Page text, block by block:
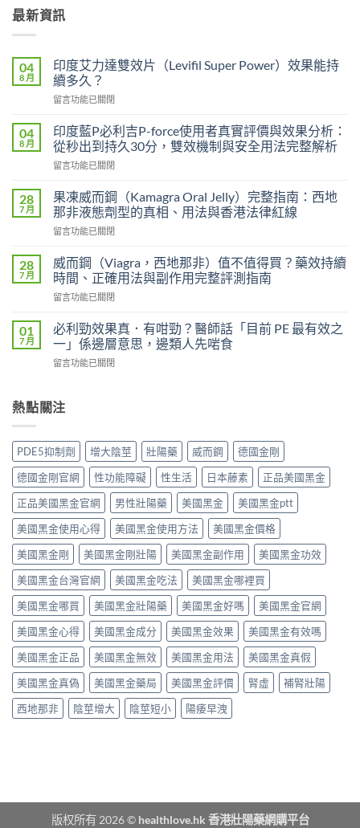
最新資訊
04
8 月
印度艾力達雙效片（Levifil Super Power）效果能持
續多久？
在
度
艾
力
達
效
片
（Levifil
Super
效
果
持
多
久？〉
中
留言功能已關閉
04
8 月
印度藍P必利吉P-force使用者真實評價與效果分析：
從秒出到持久30分，雙效機制與安全用法完整解析
在
度
藍
P
必
吉
P-
force
使
者
真
評
效
析：
從
秒
出
到
持
久
30
分，
雙
效
機
制
與
安
全
用
法
完
整
留言功能已關閉
28
7 月
果凍威而鋼（Kamagra Oral Jelly）完整指南：西地
那非液態劑型的真相、用法與香港法律紅線
在
凍
威
而
鋼
Oral
Jelly）
整
西
非
液
態
劑
型
的
真
相、
用
法
與
香
港
法
律
紅
線〉
中
留言功能已關閉
28
7 月
威而鋼（Viagra，西地那非）值不值得買？藥效持續
時間、正確用法與副作用完整評測指南
在
而
鋼
（Viagra，
西
非）
值
得
買？
藥
效
持
續
時
間、
正
確
用
法
與
副
作
用
完
整
評
測
留言功能已關閉
01
7 月
必利勁效果真．有咁勁？醫師話「目前 PE 最有效之
一」係邊層意思，邊類人先啱食
在
勁
效
真．
有
咁
勁？
醫
師
話
「目
前
PE
最
有
效
之
一」
係
邊
層
意
思，
邊
留言功能已關閉
熱點關注
PDE5抑制劑 增大陰莖 壯陽藥 威而鋼
德國金剛
德國金剛官網
性功能障礙 性生活 日本藤素
正品美國黑金
正品美國黑金官網
男性壯陽藥 美國黑金
美國黑金ptt
美國黑金使用心得
美國黑金使用方法
美國黑金價格
美國黑金剛
美國黑金剛壯陽 美國黑金副作用
美國黑金功效
美國黑金台灣官網
美國黑金吃法
美國黑金哪裡買
美國黑金哪買
美國黑金壯陽藥 美國黑金好嗎
美國黑金官網
美國黑金心得
美國黑金成分 美國黑金效果
美國黑金有效嗎
美國黑金正品
美國黑金無效 美國黑金用法
美國黑金真假
美國黑金真偽
美國黑金藥局 美國黑金評價 腎虛
補腎壯陽
西地那非
陰莖增大 陰莖短小 陽痿早洩
版权所有 2026 © healthlove.hk 香港壯陽藥網購平台